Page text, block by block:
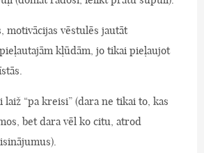
motivācijas vēstulēs jautāt
kļūdām, jo tikai pieļaujot
“pa kreisi” (dara ne tikai to, kas
bet dara vēl ko citu, atrod